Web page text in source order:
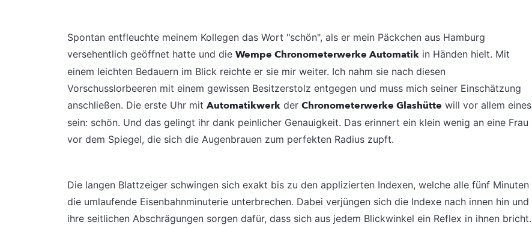
Spontan entfleuchte meinem Kollegen das Wort "schön", als er mein Päckchen aus Hamburg
versehentlich geöffnet hatte und die Wempe Chronometerwerke Automatik in Händen hielt. Mit
einem leichten Bedauern im Blick reichte er sie mir weiter. Ich nahm sie nach diesen
Vorschusslorbeeren mit einem gewissen Besitzerstolz entgegen und muss mich seiner Einschätzung
anschließen. Die erste Uhr mit Automatikwerk der Chronometerwerke Glashütte will vor allem eines
sein: schön. Und das gelingt ihr dank peinlicher Genauigkeit. Das erinnert ein klein wenig an eine Frau
vor dem Spiegel, die sich die Augenbrauen zum perfekten Radius zupft.
Die langen Blattzeiger schwingen sich exakt bis zu den applizierten Indexen, welche alle fünf Minuten
die umlaufende Eisenbahnminuterie unterbrechen. Dabei verjüngen sich die Indexe nach innen hin und
ihre seitlichen Abschrägungen sorgen dafür, dass sich aus jedem Blickwinkel ein Reflex in ihnen bricht.